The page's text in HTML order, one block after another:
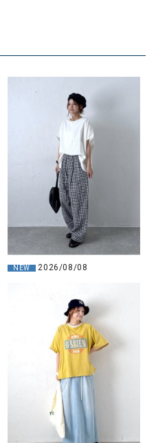
NEW 2026/08/08